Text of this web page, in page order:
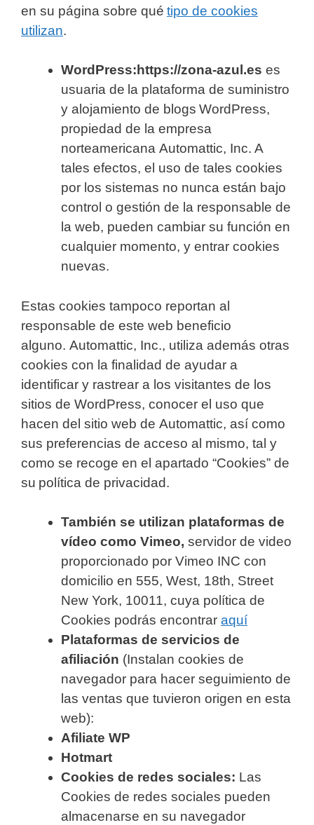
en su página sobre qué tipo de cookies
utilizan.
WordPress:https://zona-azul.es es
usuaria de la plataforma de suministro
y alojamiento de blogs WordPress,
propiedad de la empresa
norteamericana Automattic, Inc. A
tales efectos, el uso de tales cookies
por los sistemas no nunca están bajo
control o gestión de la responsable de
la web, pueden cambiar su función en
cualquier momento, y entrar cookies
nuevas.
Estas cookies tampoco reportan al
responsable de este web beneficio
alguno. Automattic, Inc., utiliza además otras
cookies con la finalidad de ayudar a
identificar y rastrear a los visitantes de los
sitios de WordPress, conocer el uso que
hacen del sitio web de Automattic, así como
sus preferencias de acceso al mismo, tal y
como se recoge en el apartado “Cookies” de
su política de privacidad.
También se utilizan plataformas de
vídeo como Vimeo, servidor de video
proporcionado por Vimeo INC con
domicilio en 555, West, 18th, Street
New York, 10011, cuya política de
Cookies podrás encontrar aquí
Plataformas de servicios de
afiliación (Instalan cookies de
navegador para hacer seguimiento de
las ventas que tuvieron origen en esta
web):
Afiliate WP
Hotmart
Cookies de redes sociales: Las
Cookies de redes sociales pueden
almacenarse en su navegador